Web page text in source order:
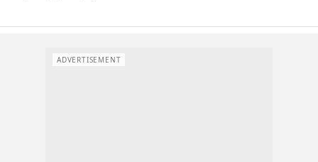
ADVERTISEMENT